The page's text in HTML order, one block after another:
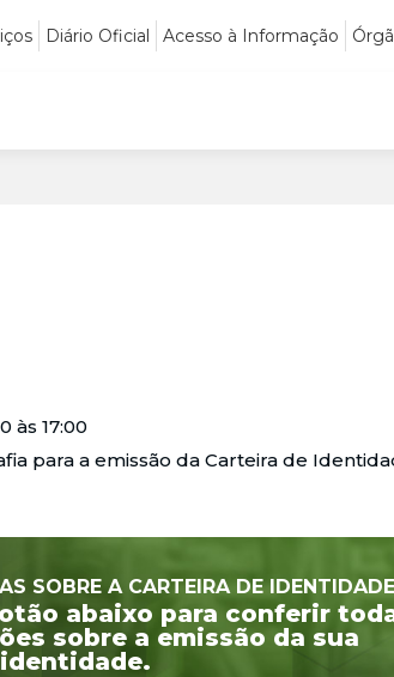
Diário Oficial Acesso à Informação
às 17:00
para a emissão da Carteira de
SOBRE A CARTEIRA DE
abaixo para conferir
sobre a emissão da sua